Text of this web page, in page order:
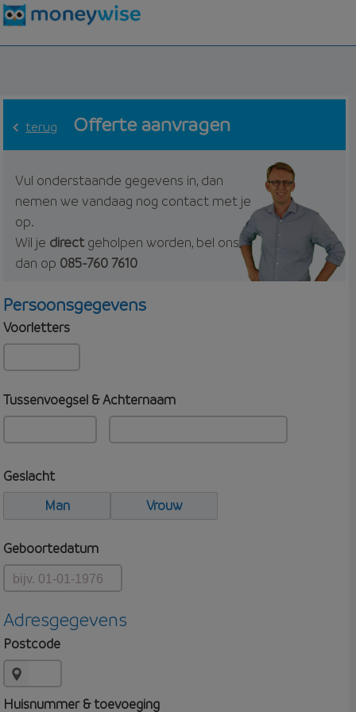
terug Offerte aanvragen
Vul onderstaande gegevens in, dan
nemen we vandaag nog contact met je
op.
Wil je directgeholpen worden, bel ons
dan op 085-760 7610
Persoonsgegevens
Voorletters
Tussenvoegsel & Achternaam
Geslacht
Man
Vrouw
Geboortedatum
Adresgegevens
Postcode
Huisnummer & toevoeging